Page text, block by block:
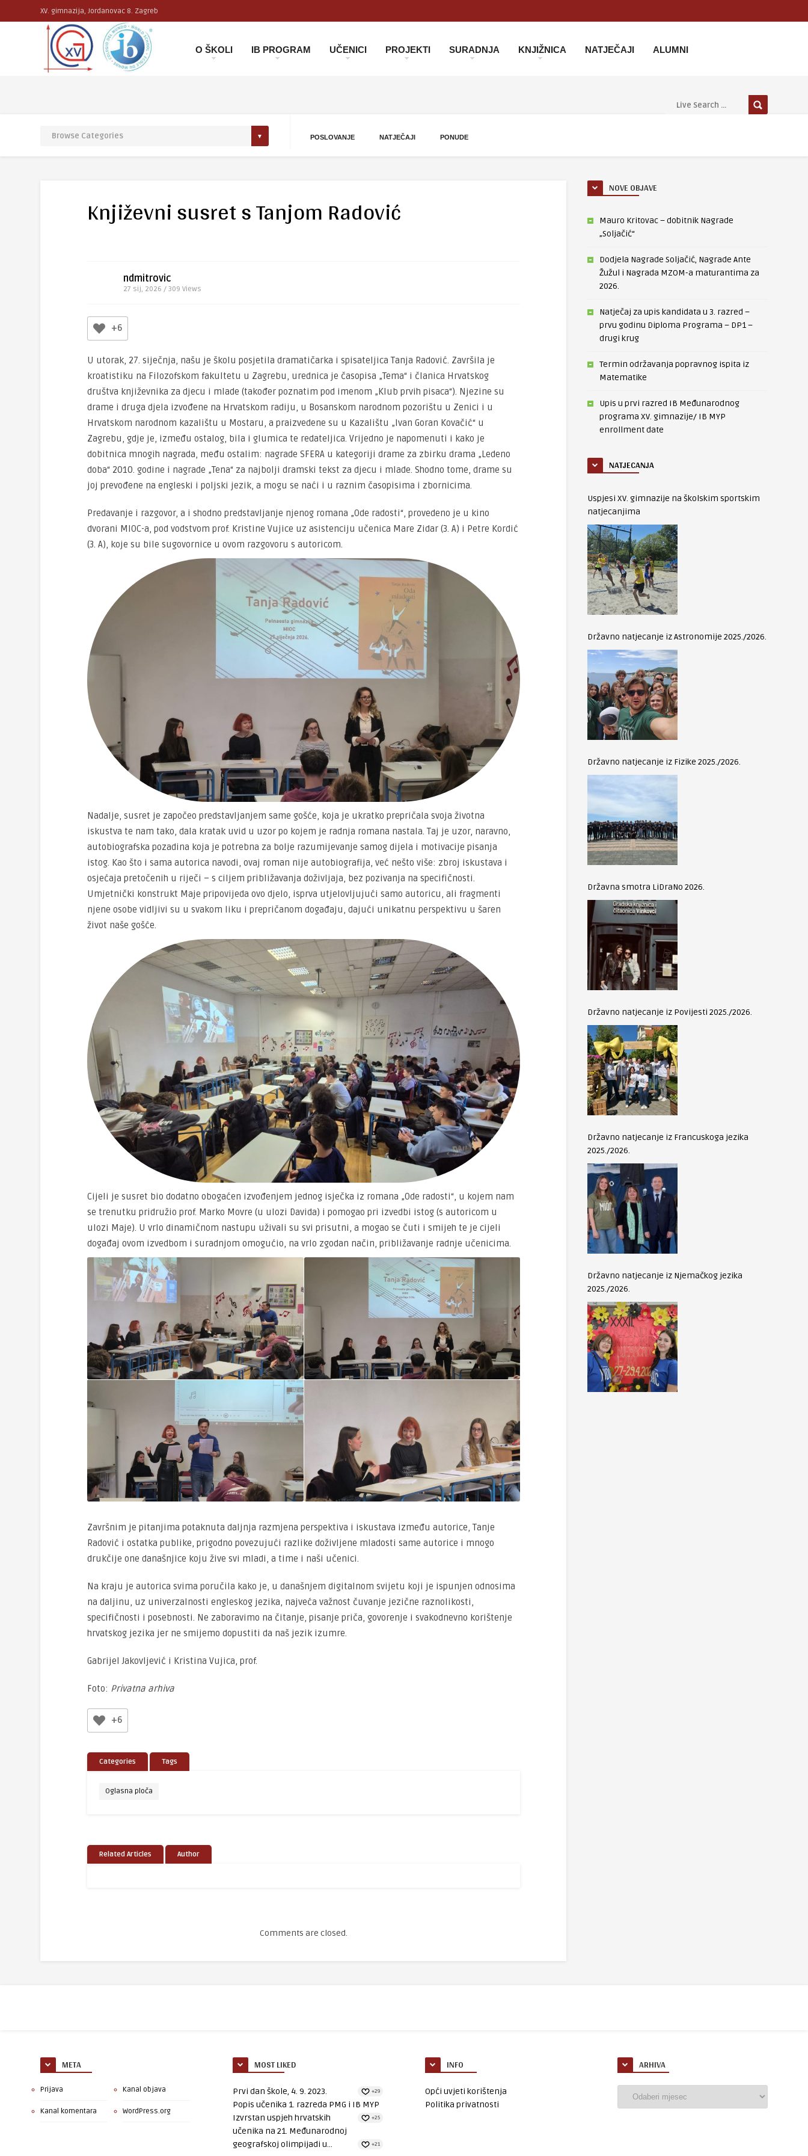
XV. gimnazija, Jordanovac 8. Zagreb
O ŠKOLI IB PROGRAM UČENICI PROJEKTI SURADNJA KNJIŽNICA NATJEČAJI ALUMNI
POSLOVANJE NATJEČAJI PONUDE
Književni susret s Tanjom Radović
ndmitrovic
27 sij, 2026 / 309 Views
+6
U utorak, 27. siječnja, našu je školu posjetila dramatičarka i spisateljica Tanja Radović. Završila je
kroatistiku na Filozofskom fakultetu u Zagrebu, urednica je časopisa „Tema“ i članica Hrvatskog
društva književnika za djecu i mlade (također poznatim pod imenom „Klub prvih pisaca“). Njezine su
drame i druga djela izvođene na Hrvatskom radiju, u Bosanskom narodnom pozorištu u Zenici i u
Hrvatskom narodnom kazalištu u Mostaru, a praizvedene su u Kazalištu „Ivan Goran Kovačić“ u
Zagrebu, gdje je, između ostalog, bila i glumica te redateljica. Vrijedno je napomenuti i kako je
dobitnica mnogih nagrada, među ostalim: nagrade SFERA u kategoriji drame za zbirku drama „Ledeno
doba“ 2010. godine i nagrade „Tena“ za najbolji dramski tekst za djecu i mlade. Shodno tome, drame su
joj prevođene na engleski i poljski jezik, a mogu se naći i u raznim časopisima i zbornicima.
Predavanje i razgovor, a i shodno predstavljanje njenog romana „Ode radosti“, provedeno je u kino
dvorani MIOC-a, pod vodstvom prof. Kristine Vujice uz asistenciju učenica Mare Zidar (3. A) i Petre Kordić
(3. A), koje su bile sugovornice u ovom razgovoru s autoricom.
Nadalje, susret je započeo predstavljanjem same gošće, koja je ukratko prepričala svoja životna
iskustva te nam tako, dala kratak uvid u uzor po kojem je radnja romana nastala. Taj je uzor, naravno,
autobiografska pozadina koja je potrebna za bolje razumijevanje samog dijela i motivacije pisanja
istog. Kao što i sama autorica navodi, ovaj roman nije autobiografija, već nešto više: zbroj iskustava i
osjećaja pretočenih u riječi – s ciljem približavanja doživljaja, bez pozivanja na specifičnosti.
Umjetnički konstrukt Maje pripovijeda ovo djelo, isprva utjelovljujući samo autoricu, ali fragmenti
njene osobe vidljivi su u svakom liku i prepričanom događaju, dajući unikatnu perspektivu u šaren
život naše gošće.
Cijeli je susret bio dodatno obogaćen izvođenjem jednog isječka iz romana „Ode radosti“, u kojem nam
se trenutku pridružio prof. Marko Movre (u ulozi Davida) i pomogao pri izvedbi istog (s autoricom u
ulozi Maje). U vrlo dinamičnom nastupu uživali su svi prisutni, a mogao se čuti i smijeh te je cijeli
događaj ovom izvedbom i suradnjom omogućio, na vrlo zgodan način, približavanje radnje učenicima.
Završnim je pitanjima potaknuta daljnja razmjena perspektiva i iskustava između autorice, Tanje
Radović i ostatka publike, prigodno povezujući razlike doživljene mladosti same autorice i mnogo
drukčije one današnjice koju žive svi mladi, a time i naši učenici.
Na kraju je autorica svima poručila kako je, u današnjem digitalnom svijetu koji je ispunjen odnosima
na daljinu, uz univerzalnosti engleskog jezika, najveća važnost čuvanje jezične raznolikosti,
specifičnosti i posebnosti. Ne zaboravimo na čitanje, pisanje priča, govorenje i svakodnevno korištenje
hrvatskog jezika jer ne smijemo dopustiti da naš jezik izumre.
Gabrijel Jakovljević i Kristina Vujica, prof.
Foto: Privatna arhiva
+6
Categories Tags
Oglasna ploča
Related Articles Author
Comments are closed.
NOVE OBJAVE
Mauro Kritovac – dobitnik Nagrade
„Soljačić“
Dodjela Nagrade Soljačić, Nagrade Ante
Žužul i Nagrada MZOM-a maturantima za
2026.
Natječaj za upis kandidata u 3. razred –
prvu godinu Diploma Programa – DP1 –
drugi krug
Termin održavanja popravnog ispita iz
Matematike
Upis u prvi razred IB Međunarodnog
programa XV. gimnazije/ IB MYP
enrollment date
NATJECANJA
Uspjesi XV. gimnazije na školskim sportskim
natjecanjima
Državno natjecanje iz Astronomije 2025./2026.
Državno natjecanje iz Fizike 2025./2026.
Državna smotra LiDraNo 2026.
Državno natjecanje iz Povijesti 2025./2026.
Državno natjecanje iz Francuskoga jezika
2025./2026.
Državno natjecanje iz Njemačkog jezika
2025./2026.
META
Prijava Kanal objava
Kanal komentara WordPress.org
MOST LIKED
Prvi dan škole, 4. 9. 2023. +29
Popis učenika 1. razreda PMG i IB MYP
+25
Izvrstan uspjeh hrvatskih
učenika na 21. Međunarodnoj
geografskoj olimpijadi u...
+21
INFO
Opći uvjeti korištenja
Politika privatnosti
ARHIVA